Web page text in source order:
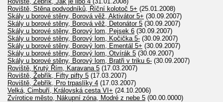
Roviště, Stěna podvodníků, Říční kolotoč 5+ (25.01.2008)
Skály u borové stěny, Borová věž, Aktivátor 5+ (30.09.2007)
Skály u borové stěny, Borová věž, Detonátor 5 (30.09.2007)
Skály u borové stěny, Borový lom, Pejsek 6 (30.09.2007)
Skály u borové stěny, Borový lom, Kočička 5- (30.09.2007)
Skály u borové stěny, Borový lom, Ementál 5+ (30.09.2007)
Skály u borové stěny, Borový lom, Otvírák 5 (30.09.2007)
Skály u borové stěny, Borový lom, Bratři v triku 6- (30.09.2007)
Roviště, Krutý Řím, Karavana 5 (17.03.2007)
Roviště, Žebřík, Fifty pifty 5 (17.03.2007)
Roviště, Žebřík, Pro trpaslíky 4 (17.03.2007)
Velká, Cimbuří, Královská cesta VI+ (24.10.2006)
Zvírotice město, Nákupní zóna, Modré z nebe 5 (00.00.0000)